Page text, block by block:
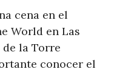
cena en el
World en Las
de la Torre
conocer el